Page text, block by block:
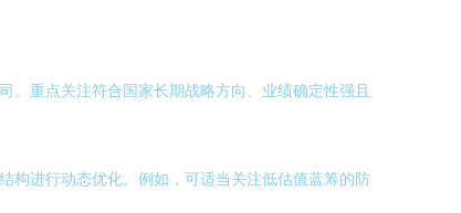
。重点关注符合国家长期战略方向、业绩确定性强且
构进行动态优化。例如，可适当关注低估值蓝筹的防